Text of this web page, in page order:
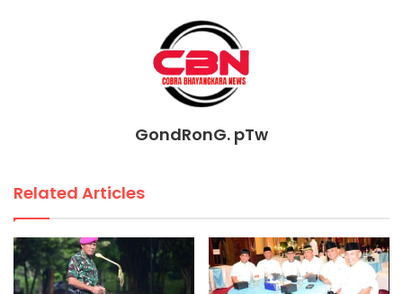
GondRonG. pTw
Related Articles